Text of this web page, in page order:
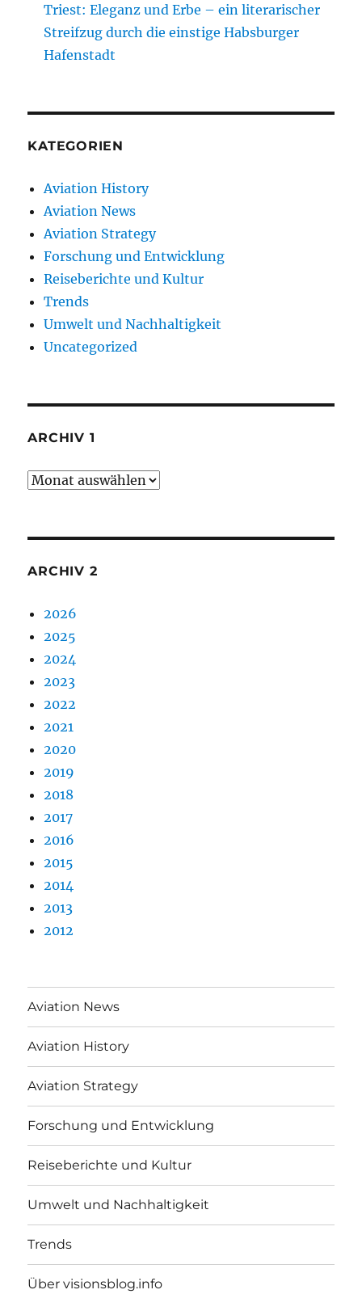
Triest: Eleganz und Erbe – ein literarischer
Streifzug durch die einstige Habsburger
Hafenstadt
KATEGORIEN
Aviation History
Aviation News
Aviation Strategy
Forschung und Entwicklung
Reiseberichte und Kultur
Trends
Umwelt und Nachhaltigkeit
Uncategorized
ARCHIV 1
Archiv
ARCHIV 2
2026
2025
2024
2023
2022
2021
2020
2019
2018
2017
2016
2015
2014
2013
2012
Aviation News
Aviation History
Aviation Strategy
Forschung und Entwicklung
Reiseberichte und Kultur
Umwelt und Nachhaltigkeit
Trends
Über visionsblog.info